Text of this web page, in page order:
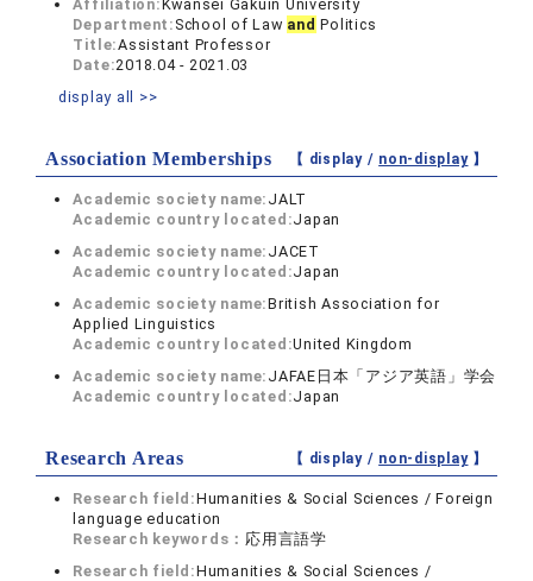
Affiliation:Kwansei Gakuin University
Department: School of Law and Politics
Title:Assistant Professor
Date:2018.04 - 2021.03
display all >>
Association Memberships 【 display / non-display】
Academic society name: JALT
Academic country located:Japan
Academic society name: JACET
Academic country located:Japan
Academic society name:British Association for
Applied Linguistics
Academic country located:United Kingdom
Academic society name: JAFAE日本「アジア英語」学会
Academic country located:Japan
Research Areas 【 display / non-display】
Research field:Humanities & Social Sciences / Foreign
language education
Research keywords： 応用言語学
Research field:Humanities & Social Sciences /